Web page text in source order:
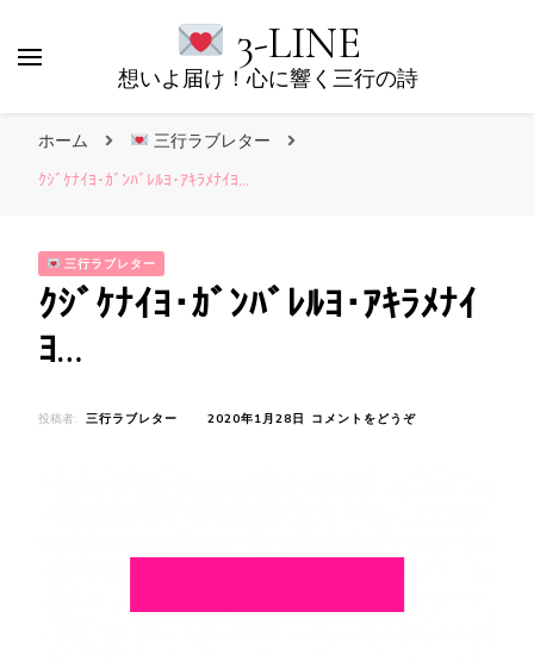
3-LINE
想いよ届け！心に響く三行の詩
ホーム
三行ラブレター
ｸｼﾞｹﾅｲﾖ･ｶﾞﾝﾊﾞﾚﾙﾖ･ｱｷﾗﾒﾅｲﾖ…
三行ラブレター
ｸｼﾞｹﾅｲﾖ･ｶﾞﾝﾊﾞﾚﾙﾖ･ｱｷﾗﾒﾅｲ
ﾖ…
投稿者: 三行ラブレター 2020年1月28日 コメントをどうぞ(ｸ